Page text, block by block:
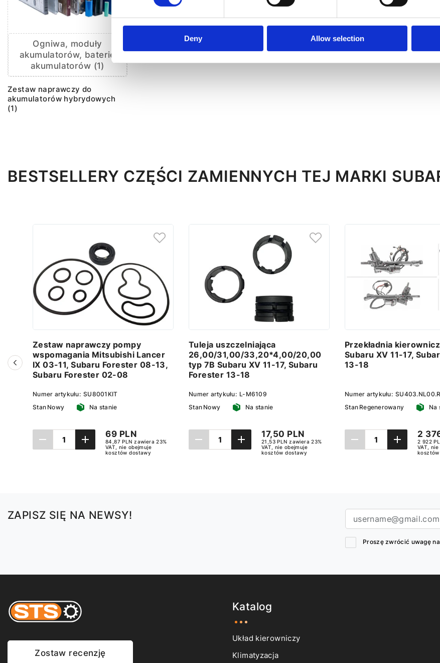
Deny Allow selection
Ogniwa, moduły
akumulatorów, baterie
akumulatorów (1)
Zestaw naprawczy do
akumulatorów hybrydowych
(1)
BESTSELLERY CZĘŚCI ZAMIENNYCH TEJ MARKI
Zestaw naprawczy pompy
wspomagania Mitsubishi Lancer
IX 03-11, Subaru Forester 08-13,
Subaru Forester 02-08
Numer artykułu: SU8001KIT
Stan Nowy Na stanie
69 PLN
84,87 PLN zawiera 23%
VAT, nie obejmuje
kosztów dostawy
Tuleja uszczelniająca
26,00/31,00/33,20*4,00/20,00
typ 7B Subaru XV 11-17, Subaru
Forester 13-18
Numer artykułu: L-M6109
Stan Nowy Na stanie
17,50 PLN
21,53 PLN zawiera 23%
VAT, nie obejmuje
kosztów dostawy
Przekładnia
Subaru XV 11-17,
13-18
Numer artykułu: SU403.NL00.R
Stan Regenerowany Na
2
2 922
VAT,
ZAPISZ SIĘ NA NEWSY!
Proszę zwrócić uwagę
Zostaw recenzję
Katalog
Układ kierowniczy
Klimatyzacja